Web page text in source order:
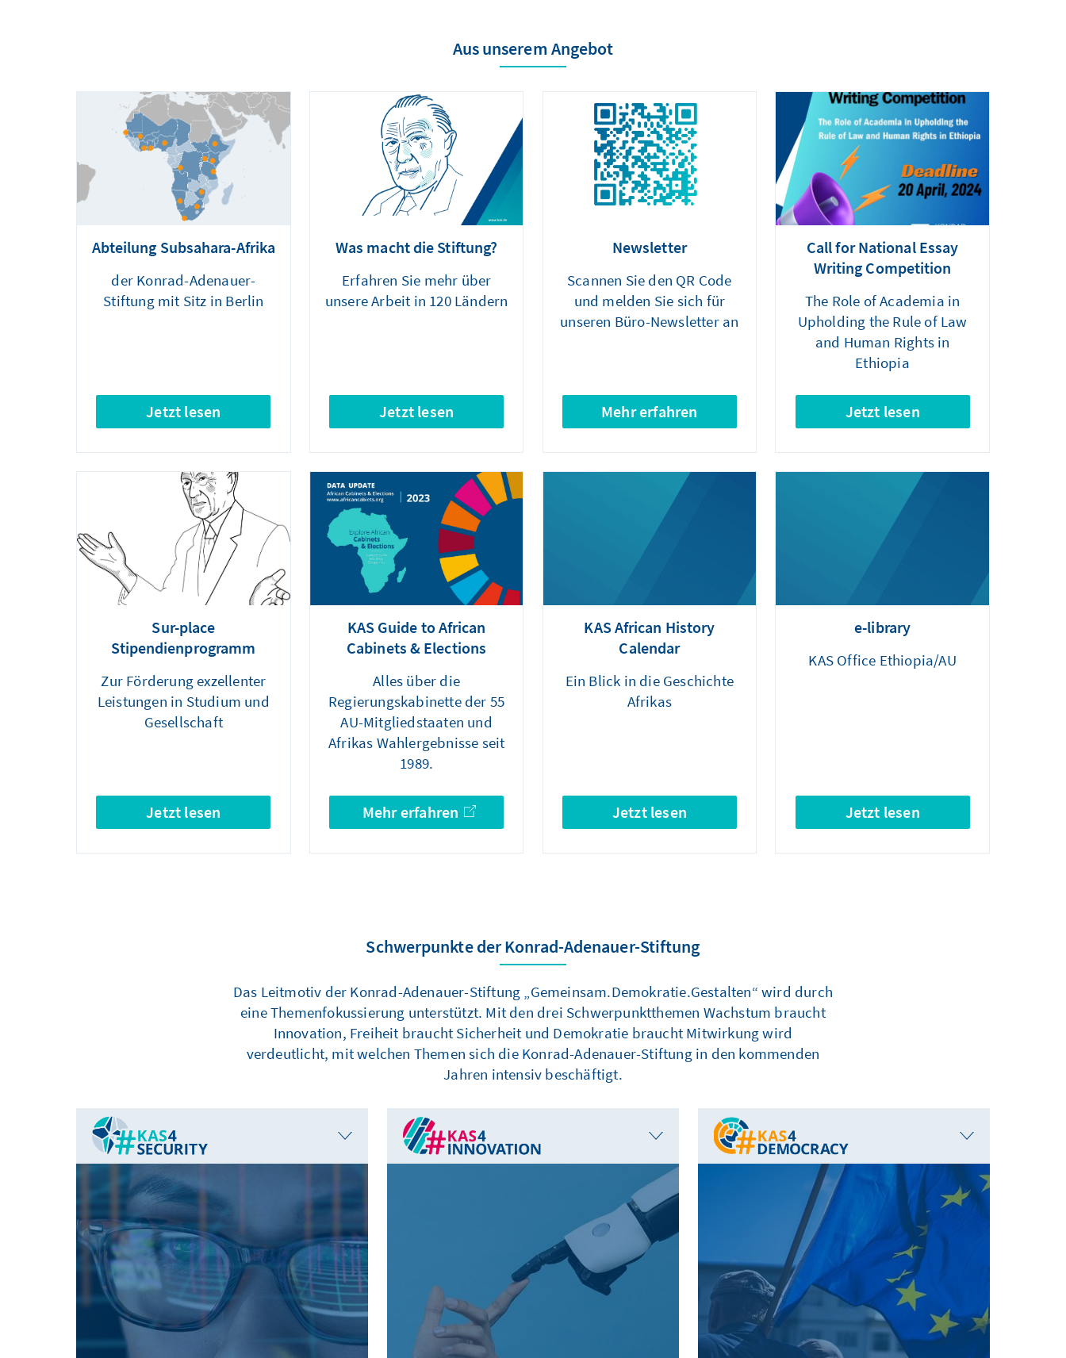
Aus unserem Angebot
Abteilung Subsahara-Afrika
der Konrad-Adenauer-
Stiftung mit Sitz in Berlin
Jetzt lesen
Was macht die Stiftung?
Erfahren Sie mehr über
unsere Arbeit in 120 Ländern
Jetzt lesen
Newsletter
Scannen Sie den QR Code
und melden Sie sich für
unseren Büro-Newsletter an
Mehr erfahren
Call for National Essay
Writing Competition
The Role of Academia in
Upholding the Rule of Law
and Human Rights in
Ethiopia
Jetzt lesen
Sur-place
Stipendienprogramm
Zur Förderung exzellenter
Leistungen in Studium und
Gesellschaft
Jetzt lesen
KAS Guide to African
Cabinets & Elections
Alles über die
Regierungskabinette der 55
AU-Mitgliedstaaten und
Afrikas Wahlergebnisse seit
1989.
Mehr erfahren
KAS African History
Calendar
Ein Blick in die Geschichte
Afrikas
Jetzt lesen
e-library
KAS Office Ethiopia/AU
Jetzt lesen
Schwerpunkte der Konrad-Adenauer-Stiftung
Das Leitmotiv der Konrad-Adenauer-Stiftung „Gemeinsam.Demokratie.Gestalten“ wird durch
eine Themenfokussierung unterstützt. Mit den drei Schwerpunktthemen Wachstum braucht
Innovation, Freiheit braucht Sicherheit und Demokratie braucht Mitwirkung wird
verdeutlicht, mit welchen Themen sich die Konrad-Adenauer-Stiftung in den kommenden
Jahren intensiv beschäftigt.